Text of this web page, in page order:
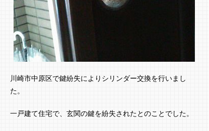
川崎市中原区で鍵紛失によりシリンダー交換を行いまし
た。
一戸建て住宅で、玄関の鍵を紛失されたとのことでした。